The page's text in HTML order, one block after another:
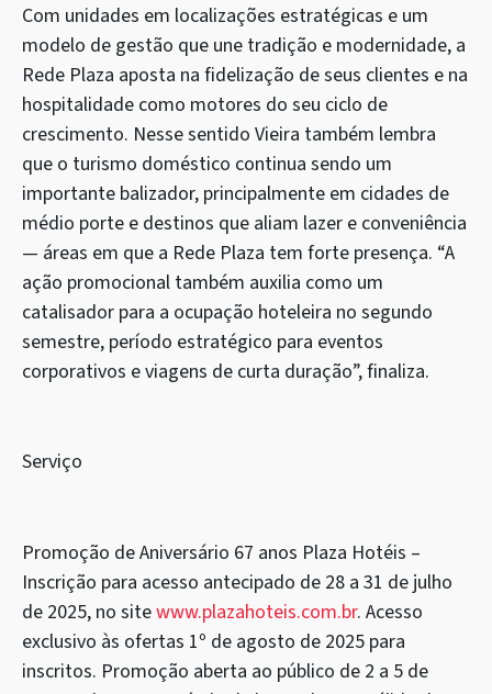
Com unidades em localizações estratégicas e um
modelo de gestão que une tradição e modernidade, a
Rede Plaza aposta na fidelização de seus clientes e na
hospitalidade como motores do seu ciclo de
crescimento. Nesse sentido Vieira também lembra
que o turismo doméstico continua sendo um
importante balizador, principalmente em cidades de
médio porte e destinos que aliam lazer e conveniência
— áreas em que a Rede Plaza tem forte presença. “A
ação promocional também auxilia como um
catalisador para a ocupação hoteleira no segundo
semestre, período estratégico para eventos
corporativos e viagens de curta duração”, finaliza.
Serviço
Promoção de Aniversário 67 anos Plaza Hotéis –
Inscrição para acesso antecipado de 28 a 31 de julho
de 2025, no sitewww.plazahoteis.com.br. Acesso
exclusivo às ofertas 1º de agosto de 2025 para
inscritos. Promoção aberta ao público de 2 a 5 de